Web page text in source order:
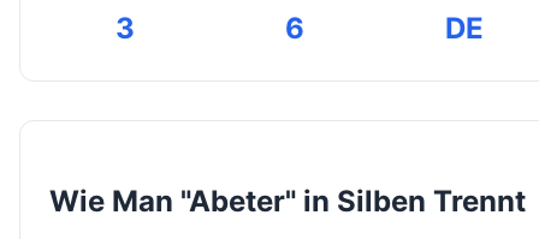
3 6 DE
Wie Man "Abeter" in Silben Trennt